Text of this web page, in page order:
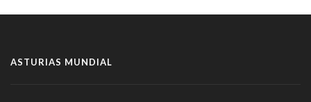
ASTURIAS MUNDIAL